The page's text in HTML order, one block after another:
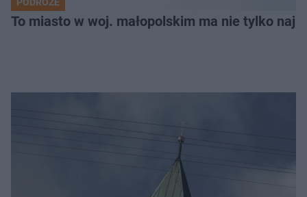
To miasto w woj. małopolskim ma nie tylko